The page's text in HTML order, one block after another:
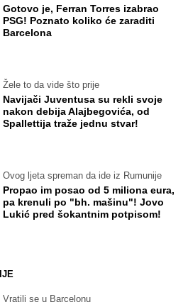
Gotovo je, Ferran Torres izabrao
PSG! Poznato koliko će zaraditi
Barcelona
Žele to da vide što prije
Navijači Juventusa su rekli svoje
nakon debija Alajbegovića, od
Spallettija traže jednu stvar!
Ovog ljeta spreman da ide iz Rumunije
Propao im posao od 5 miliona eura,
pa krenuli po "bh. mašinu"! Jovo
Lukić pred šokantnim potpisom!
Vratili se u Barcelonu